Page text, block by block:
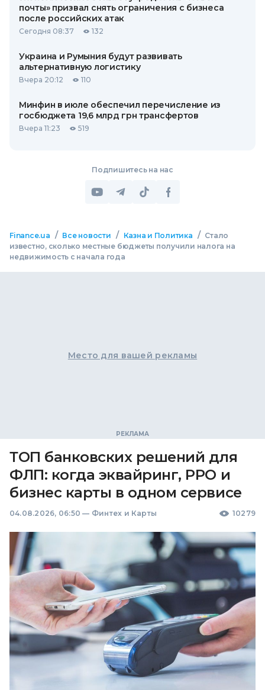
почты» призвал снять ограничения с бизнеса
после российских атак
Сегодня 08:37 132
Украина и Румыния будут развивать
альтернативную логистику
Вчера 20:12 110
Минфин в июле обеспечил перечисление из
госбюджета 19,6 млрд грн трансфертов
Вчера 11:23 519
Подпишитесь на нас
Finance.ua / Все новости / Казна и Политика / Стало
известно, сколько местные бюджеты получили налога на
недвижимость с начала года
Место для вашей рекламы
ТОП банковских решений для
ФЛП: когда эквайринг, РРО и
бизнес карты в одном сервисе
04.08.2026, 06:50 — Финтех и Карты 10279